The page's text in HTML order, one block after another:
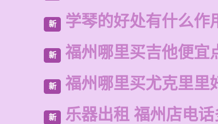
新 学琴的好处有什么作
新 福州哪里买吉他便宜
新 福州哪里买尤克里里
新 乐器出租 福州店电